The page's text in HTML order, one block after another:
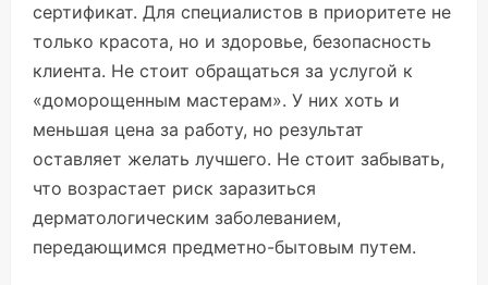
сертификат. Для специалистов в приоритете не
только красота, но и здоровье, безопасность
клиента. Не стоит обращаться за услугой к
«доморощенным мастерам». У них хоть и
меньшая цена за работу, но результат
оставляет желать лучшего. Не стоит забывать,
что возрастает риск заразиться
дерматологическим заболеванием,
передающимся предметно-бытовым путем.